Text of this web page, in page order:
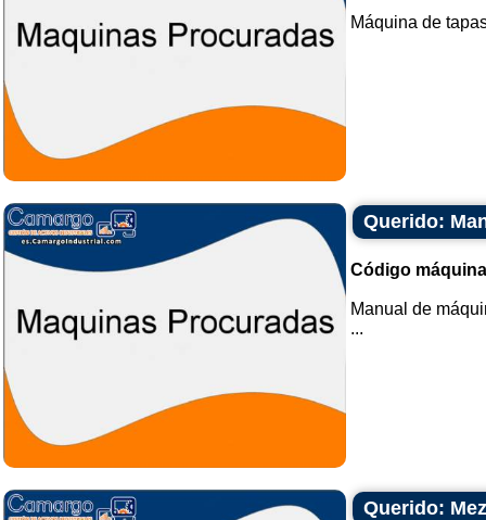
Máquina de
Querido:
Código
Manual de
...
Querido: